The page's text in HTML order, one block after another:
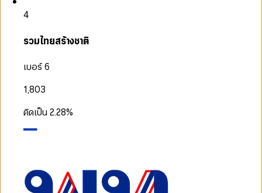
4
รวมไทยสร้างชาติ
เบอร์ 6
1,803
คิดเป็น2.28%